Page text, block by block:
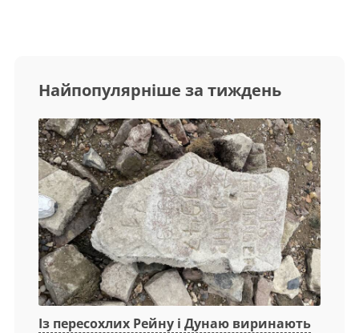
Найпопулярніше за тиждень
Із пересохлих Рейну і Дунаю виринають